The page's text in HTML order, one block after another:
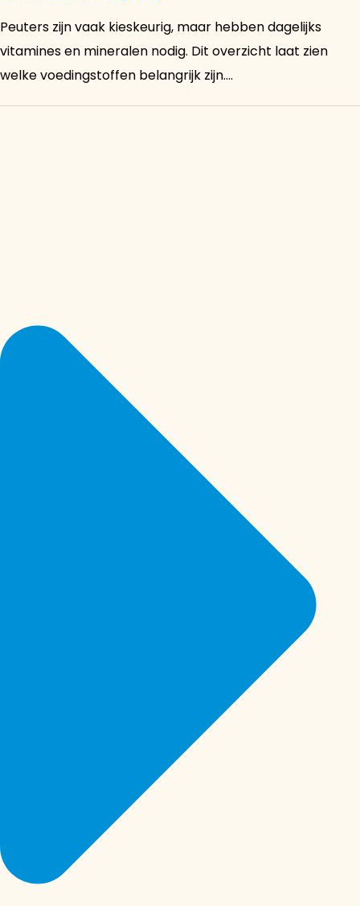
Peuters zijn vaak kieskeurig, maar hebben dagelijks
vitamines en mineralen nodig. Dit overzicht laat zien
welke voedingstoffen belangrijk zijn....